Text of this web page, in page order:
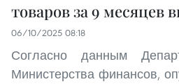
товаров за 9 месяцев
06/10/2025 08:18
Согласно данным
Министерства финансов,